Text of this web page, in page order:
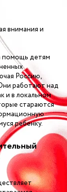
внимания и
помощь детям
Россию,
работают над
и в локальном
стараются
ребенку.